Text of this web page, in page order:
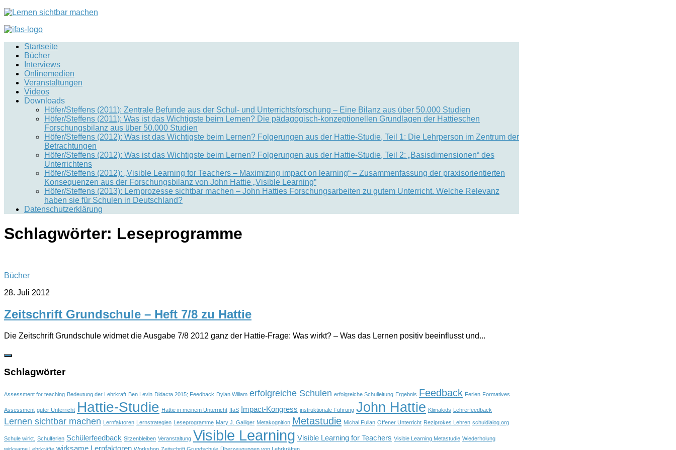
Startseite
Bücher
Interviews
Onlinemedien
Veranstaltungen
Videos
Downloads
Höfer/Steffens (2011): Zentrale Befunde aus der Schul- und Unterrichtsforschung – Eine Bilanz aus über 50.000 Studien
Höfer/Steffens (2011): Was ist das Wichtigste beim Lernen? Die pädagogisch-konzeptionellen Grundlagen der Hattieschen
Forschungsbilanz aus über 50.000 Studien
Höfer/Steffens (2012): Was ist das Wichtigste beim Lernen? Folgerungen aus der Hattie-Studie, Teil 1: Die Lehrperson im Zentrum der
Betrachtungen
Höfer/Steffens (2012): Was ist das Wichtigste beim Lernen? Folgerungen aus der Hattie-Studie, Teil 2: „Basisdimensionen“ des
Unterrichtens
Höfer/Steffens (2012): „Visible Learning for Teachers – Maximizing impact on learning“ – Zusammenfassung der praxisorientierten
Konsequenzen aus der Forschungsbilanz von John Hattie „Visible Learning”
Höfer/Steffens (2013): Lernprozesse sichtbar machen – John Hatties Forschungsarbeiten zu gutem Unterricht. Welche Relevanz
haben sie für Schulen in Deutschland?
Datenschutzerklärung
Schlagwörter: Leseprogramme
Bücher
28. Juli 2012
Zeitschrift Grundschule – Heft 7/8 zu Hattie
Die Zeitschrift Grundschule widmet die Ausgabe 7/8 2012 ganz der Hattie-Frage: Was wirkt? – Was das Lernen positiv beeinflusst und...
Schlagwörter
Assessment for teaching Bedeutung der Lehrkraft Ben Levin Didacta 2015; Feedback Dylan Wiliam erfolgreiche Schulen erfolgreiche Schulleitung Ergebnis Feedback Ferien Formatives
Assessment guter Unterricht Hattie-Studie Hattie in meinem Unterricht IfaS Impact-Kongress instruktionale Führung John Hattie Klimakids Lehrerfeedback
Lernen sichtbar machen Lernfaktoren Lernstrategien Leseprogramme Mary J. Galliger Metakognition Metastudie Michal Fullan Offener Unterricht Reziprokes Lehren schuldialog.org
Schule wirkt. Schulferien Schülerfeedback Sitzenbleiben Veranstaltung Visible Learning Visible Learning for Teachers Visible Learning Metastudie Wiederholung